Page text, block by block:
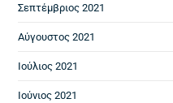
Σεπτέμβριος 2021
Αύγουστος 2021
Ιούλιος 2021
Ιούνιος 2021